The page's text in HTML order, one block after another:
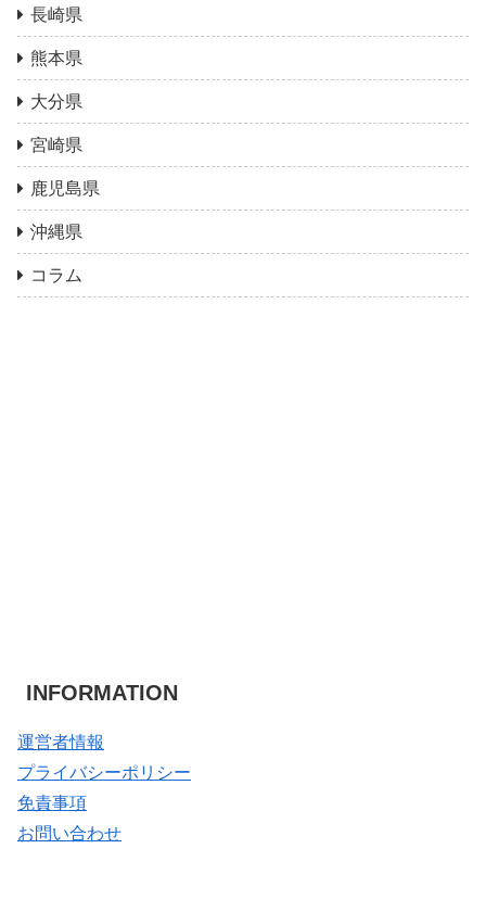
長崎県
熊本県
大分県
宮崎県
鹿児島県
沖縄県
コラム
INFORMATION
運営者情報
プライバシーポリシー
免責事項
お問い合わせ